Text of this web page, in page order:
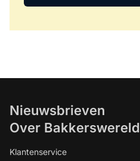
Nieuwsbrieven
Over Bakkerswereld
Klantenservice